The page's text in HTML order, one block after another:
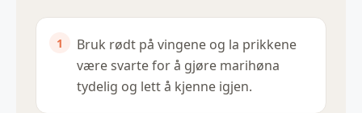
Bruk rødt på vingene og la prikkene
være svarte for å gjøre marihøna
tydelig og lett å kjenne igjen.